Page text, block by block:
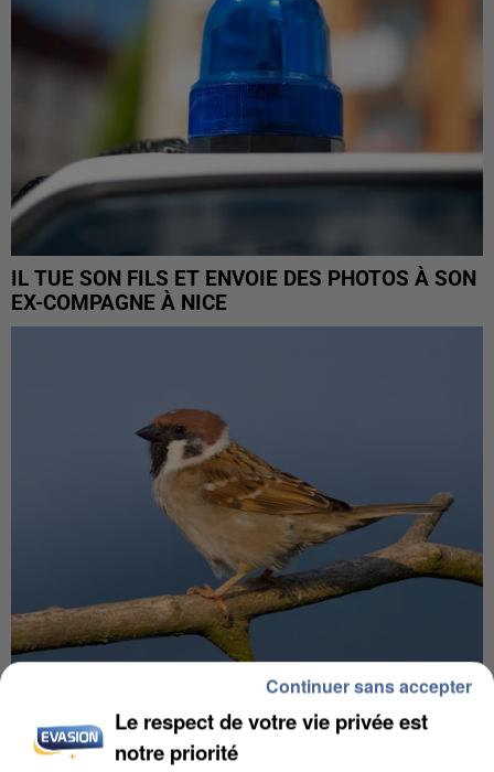
IL TUE SON FILS ET ENVOIE DES PHOTOS À SON
EX-COMPAGNE À NICE
APRÈS TOUTES CES CANICULES, LES REFUGES
DE FAUNE SAUVAGE SONT...
Le respect de votre vie privée est
notre priorité
Continuer sans accepter